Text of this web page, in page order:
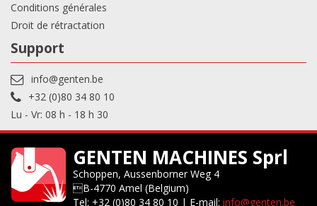
Conditions générales
Droit de rétractation
Support
info@genten.be
+32 (0)80 34 80 10
Lu - Vr: 08 h - 18 h 30
GENTEN MACHINES Sprl
Schoppen, Aussenborner Weg 4
B-4770 Amel (Belgium)
Tel: +32 (0)80 34 80 10 | E-mail: info@genten.be